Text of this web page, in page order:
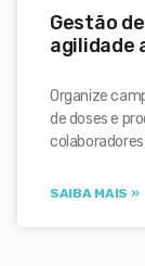
Gestão
agilidade
Organize
de doses e
SAIBA MAIS »